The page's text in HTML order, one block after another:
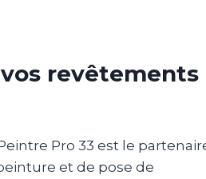
revêtements
Pro 33 est le
et de pose de